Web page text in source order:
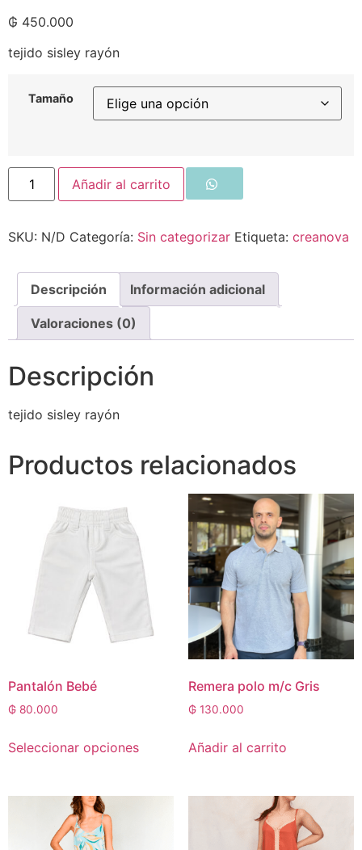
₲ 450.000
tejido sisley rayón
Tamaño
Añadir al carrito
SKU: N/D Categoría: Sin categorizar Etiqueta: creanova
Descripción Información adicional
Valoraciones (0)
Descripción
tejido sisley rayón
Productos relacionados
Pantalón Bebé
₲ 80.000
Seleccionar opciones
Remera polo m/c Gris
₲130.000
Añadir al carrito